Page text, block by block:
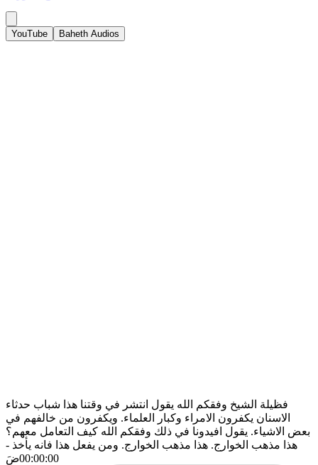
YouTube Baheth Audios
فظيلة الشيخ وفقكم الله يقول انتشر في وقتنا هذا شباب حدثاء
الاسنان يكفرون الامراء وكبار العلماء. ويكفرون من خالفهم في
بعض الاشياء. يقول افيدونا في ذلك وفقكم الله كيف التعامل معهم؟
هذا مذهب الخوارج. هذا مذهب الخوارج. ومن يفعل هذا فانه يأخذ -
00:00:00ضَ